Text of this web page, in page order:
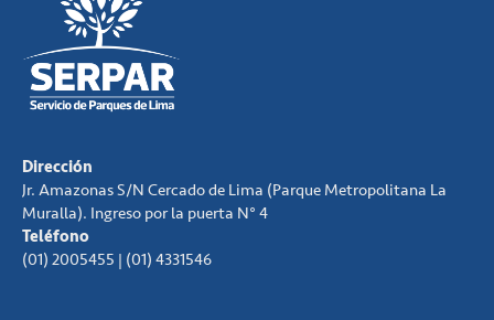
Dirección
Jr. Amazonas S/N Cercado de Lima (Parque Metropolitana La
Muralla). Ingreso por la puerta N° 4
Teléfono
(01) 2005455 | (01) 4331546